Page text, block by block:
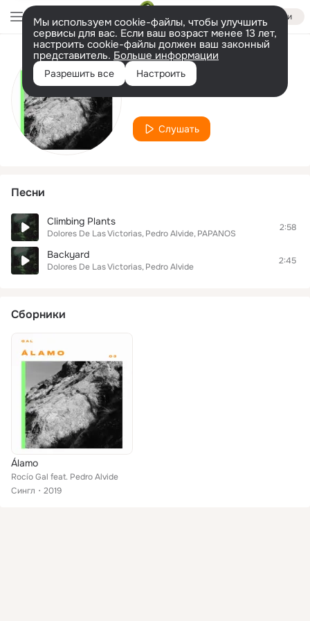
Войти
Мы используем cookie-файлы, чтобы улучшить
сервисы для вас. Если ваш возраст менее 13 лет,
настроить cookie-файлы должен ваш законный
представитель. Больше информации
Разрешить все Настроить
Исполнитель
Pedro Alvide
Слушать
Песни
Climbing Plants
Dolores De Las Victorias Pedro Alvide PAPANOS
2:58
Backyard
Dolores De Las Victorias Pedro Alvide
2:45
Сборники
Álamo
Rocío Gal feat. Pedro Alvide
Сингл
2019